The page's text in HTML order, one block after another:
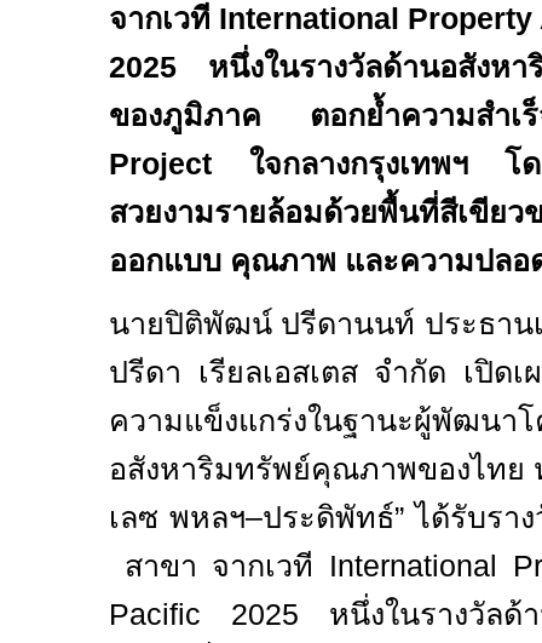
จากเวที International
2025 หนึ่งในรางวัลด้านอสังห
ของภูมิภาค ตอกย้ำความสำ
Project ใจกลางกรุงเทพฯ โด
สวยงามรายล้อมด้วยพื้นที่สีเขี
ออกแบบ คุณภาพ และความปลอ
นายปิติพัฒน์ ปรีดานนท์ ประธาน
ปรีดา เรียลเอสเตส จำกัด เปิด
ความแข็งแกร่งในฐานะผู้พัฒนาโ
อสังหาริมทรัพย์คุณภาพของไทย
เลซ พหลฯ–ประดิพัทธ์” ได้รับรา
สาขา จากเวที International
Pacific 2025 หนึ่งในรางวัลด้